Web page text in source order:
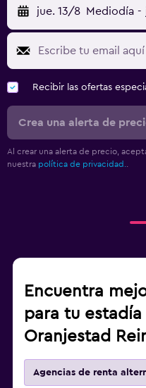
jue. 13/8 Mediodía -
Recibir las ofertas
Crea una alerta de
Al crear una alerta de precio,
nuestra política de privacidad..
Encuentra
para tu
Oranjestad
Agencias de renta